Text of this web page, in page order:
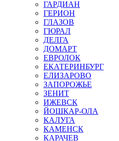
ГАРДИАН
ГЕРИОН
ГЛАЗОВ
ГЮРАЛ
ДЕЛГА
ДОМАРТ
ЕВРОЛОК
ЕКАТЕРИНБУРГ
ЕЛИЗАРОВО
ЗАПОРОЖЬЕ
ЗЕНИТ
ИЖЕВСК
ЙОШКАР-ОЛА
КАЛУГА
КАМЕНСК
КАРАЧЕВ